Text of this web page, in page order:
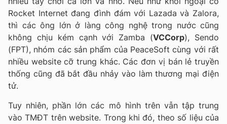
Rocket Internet đang đình đám với Lazada và Zalora,
thì các ông lớn ở làng công nghệ trong nước cũng
không chịu kém cạnh với Zamba (VCCorp), Sendo
(FPT), nhóm các sản phẩm của PeaceSoft cùng với rất
nhiều website cỡ trung khác. Các đơn vị bán lẻ truyền
thống cũng đã bắt đầu nhảy vào làm thương mại điện
tử.
Tuy nhiên, phần lớn các mô hình trên vẫn tập trung
vào TMĐT trên website. Trong khi đó, theo số liệu của